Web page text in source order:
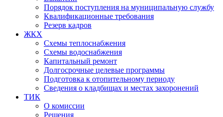
Порядок поступления на муниципальную службу
Квалификационные требования
Резерв кадров
ЖКХ
Схемы теплоснабжения
Схемы водоснабжения
Капитальный ремонт
Долгосрочные целевые программы
Подготовка к отопительному периоду
Сведения о кладбищах и местах захоронений
ТИК
О комиссии
Решения